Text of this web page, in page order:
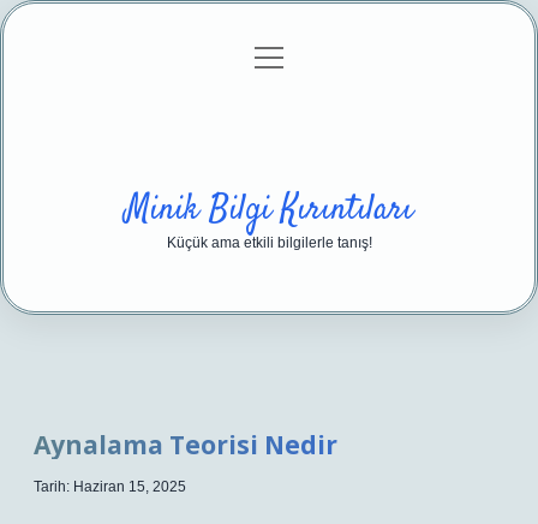
Gizlilik Politikası
menüyü
Minik Bilgi Kırıntıları
Küçük ama etkili bilgilerle tanış!
Aynalama Teorisi Nedir
Tarih: Haziran 15, 2025